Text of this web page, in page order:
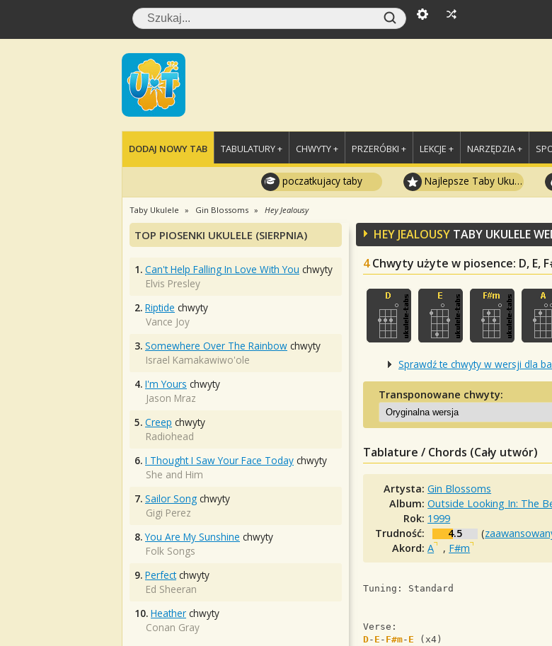
DODAJ NOWY TAB TABULATURY + CHWYTY + PRZERÓBKI + LEKCJE + NARZĘDZIA +
poczatkujacy taby Najlepsze Taby Ukulele
Taby Ukulele Gin Blossoms Hey Jealousy
HEY JEALOUSY TABY UKULELE
4 Chwyty użyte w piosence: D, E,
Sprawdź te chwyty w wersji dla
Transponowane chwyty:
Tablature / Chords (Cały utwór)
Artysta:Gin Blossoms
Album:Outside Looking In: The Best Of
Rok: 1999
Trudność:
4.5 (
Akord:A , F#m
Tuning: Standard
Verse:
D- E - F#m- E (x4)
TOP PIOSENKI UKULELE (SIERPNIA)
1. Can't Help Falling In Love With You chwyty
Elvis Presley
2. Riptide chwyty
Vance Joy
3. Somewhere Over The Rainbow chwyty
Israel Kamakawiwo'ole
4. I'm Yours chwyty
Jason Mraz
5. Creep chwyty
Radiohead
6. I Thought I Saw Your Face Today chwyty
She and Him
7. Sailor Song chwyty
Gigi Perez
8. You Are My Sunshine chwyty
Folk Songs
9. Perfectchwyty
Ed Sheeran
10. Heather chwyty
Conan Gray